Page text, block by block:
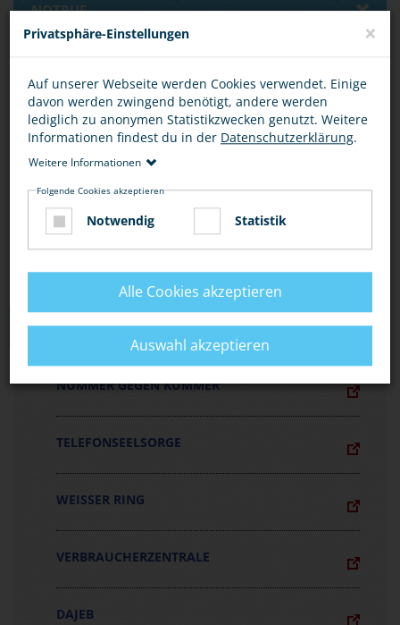
NOTRUF
BEWERTUNG
DIESEN ARTIKEL ...
LINKS
NUMMER GEGEN KUMMER
TELEFONSEELSORGE
WEISSER RING
VERBRAUCHERZENTRALE
DAJEB
Privatsphäre-Einstellungen ×
Auf unserer Webseite werden Cookies verwendet. Einige
davon werden zwingend benötigt, andere werden
lediglich zu anonymen Statistikzwecken genutzt. Weitere
Informationen findest du in der Datenschutzerklärung.
Weitere Informationen
Folgende Cookies akzeptieren
Notwendig Statistik
Alle Cookies akzeptieren
Auswahl akzeptieren